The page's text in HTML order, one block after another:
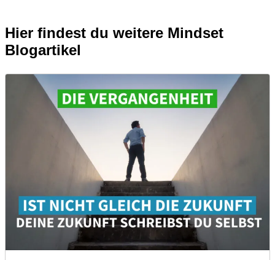
Hier findest du weitere Mindset
Blogartikel